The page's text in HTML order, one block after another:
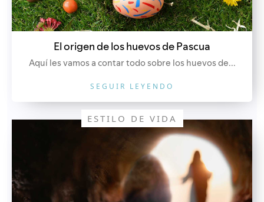
El origen de los huevos de Pascua
Aquí les vamos a contar todo sobre los huevos de...
SEGUIR LEYENDO
ESTILO DE VIDA